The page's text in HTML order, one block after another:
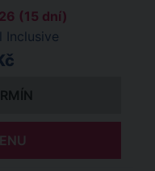
(15 dní)
Inclusive